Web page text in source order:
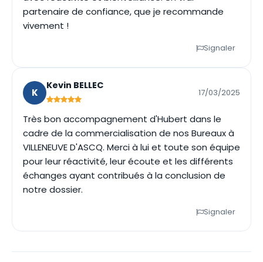
partenaire de confiance, que je recommande
vivement !
Signaler
K
Kevin BELLEC
17/03/2025
Très bon accompagnement d'Hubert dans le
cadre de la commercialisation de nos Bureaux à
VILLENEUVE D'ASCQ. Merci à lui et toute son équipe
pour leur réactivité, leur écoute et les différents
échanges ayant contribués à la conclusion de
notre dossier.
Signaler